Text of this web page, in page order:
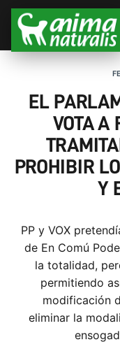
EL
VOTA A
PROHIBIR
Y
PP y VOX
de En Comú
la totalidad,
permitiendo
modificación
eliminar la